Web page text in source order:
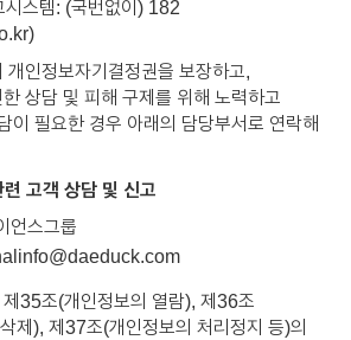
시스템: (국번없이) 182
)
개인정보자기결정권을 보장하고,
상담 및 피해 구제를 위해 노력하고
이 필요한 경우 아래의 담당부서로 연락해
고객 상담 및 신고
언스그룹
제35조(개인정보의 열람), 제36조
제), 제37조(개인정보의 처리정지 등)의